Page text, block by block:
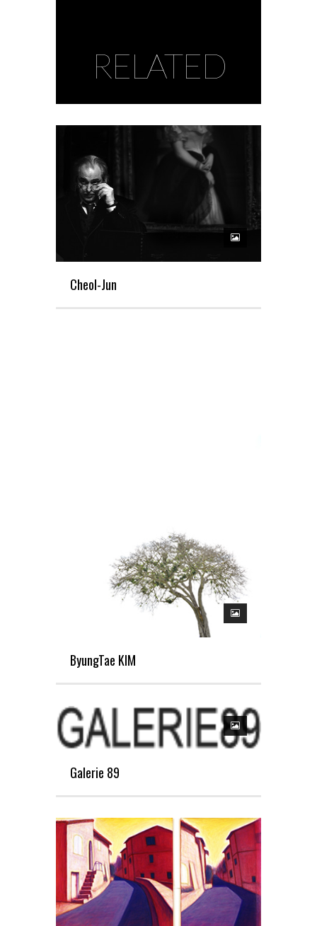
RELATED
Cheol-Jun
ByungTae KIM
Galerie 89